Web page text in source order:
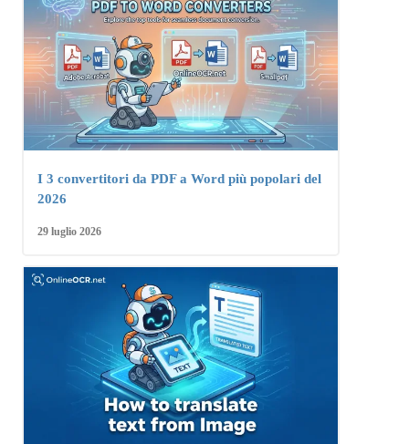
I 3 convertitori da PDF a Word più popolari del
2026
29 luglio 2026